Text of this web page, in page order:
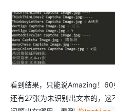
看到结果，只能说Amazing！
还有27张为未识别出文本的，